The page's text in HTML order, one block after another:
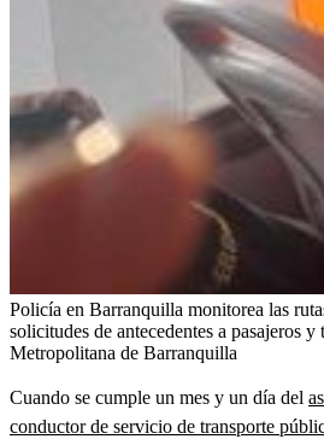
Policía en Barranquilla monitorea las
solicitudes de antecedentes a pasajeros y
Metropolitana de Barranquilla
Cuando se cumple un mes y un día del
conductor de servicio de transporte